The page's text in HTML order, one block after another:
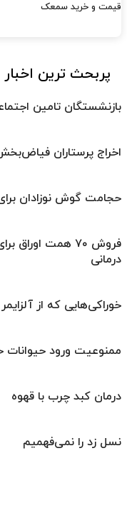
قیمت و خرید سمعک
پربحث ترین اخبار
بازنشستگان تامین
اخراج پرستاران
حجامت گوش نوزادان
فروش ۷۰ همت
درمانی
خوراکی‌هایی که از
ممنوعیت ورود حیوانات
درمان کبد چرب با قهوه
نسل زد را نمی‌فهمیم